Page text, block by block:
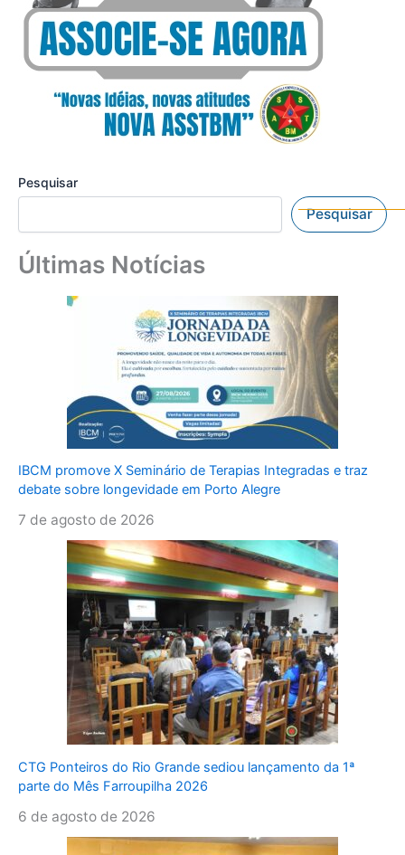
Pesquisar
Pesquisar
Últimas Notícias
IBCM promove X Seminário de Terapias Integradas e traz
debate sobre longevidade em Porto Alegre
7 de agosto de 2026
CTG Ponteiros do Rio Grande sediou lançamento da 1ª
parte do Mês Farroupilha 2026
6 de agosto de 2026